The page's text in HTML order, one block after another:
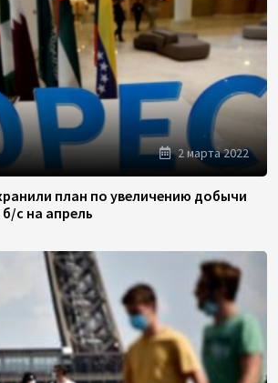
2 марта 2022
план по увеличению добычи
с на апрель